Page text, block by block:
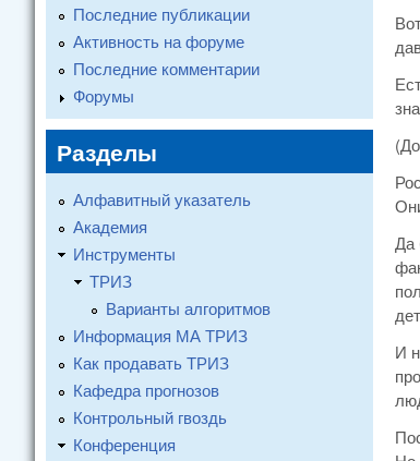
Да
И
Последние публикации
Активность на форуме
Последние комментарии
Форумы
Разделы
Алфавитный указатель
Академия
Инструменты
ТРИЗ
Варианты алгоритмов
Информация МА ТРИЗ
Как продавать ТРИЗ
Кафедра прогнозов
Контрольный гвоздь
Конференция